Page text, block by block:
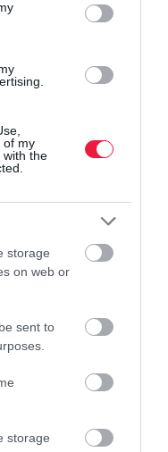
of my
with the
storage
on web or
sent to
storage
évig átlagbérért
személy, aki 2026-ban,
után vonul
nyugdíjra számíthat.